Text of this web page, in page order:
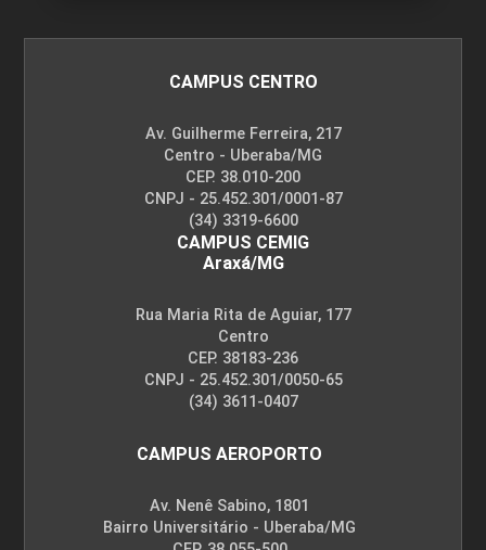
CAMPUS CENTRO
Av. Guilherme Ferreira, 217
Centro - Uberaba/MG
CEP. 38.010-200
CNPJ - 25.452.301/0001-87
(34) 3319-6600
CAMPUS CEMIG
Araxá/MG
Rua Maria Rita de Aguiar, 177
Centro
CEP. 38183-236
CNPJ - 25.452.301/0050-65
(34) 3611-0407
CAMPUS AEROPORTO
Av. Nenê Sabino, 1801
Bairro Universitário - Uberaba/MG